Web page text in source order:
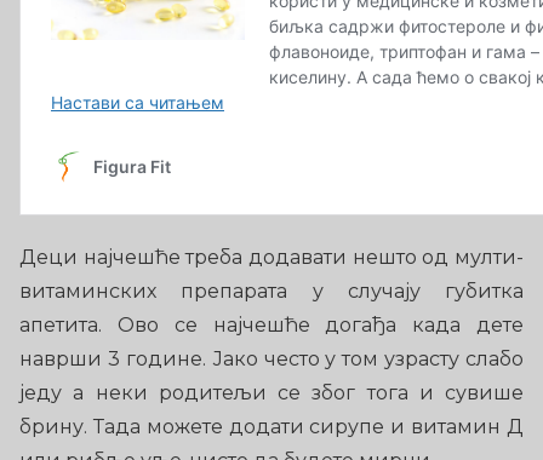
Деци најчешће треба додавати нешто од мулти-
витаминских препарата у случају губитка
апетита. Ово се најчешће догађа када дете
наврши 3 године. Јако често у том узрасту слабо
једу а неки родитељи се због тога и сувише
брину. Тада можете додати сирупе и витамин Д